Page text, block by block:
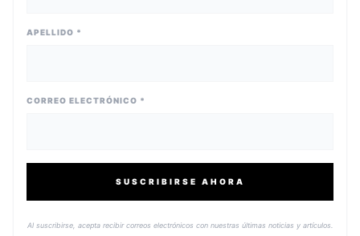
APELLIDO *
CORREO ELECTRÓNICO *
SUSCRIBIRSE AHORA
Al suscribirse, acepta recibir correos electrónicos con nuestras últimas noticias y artículos.